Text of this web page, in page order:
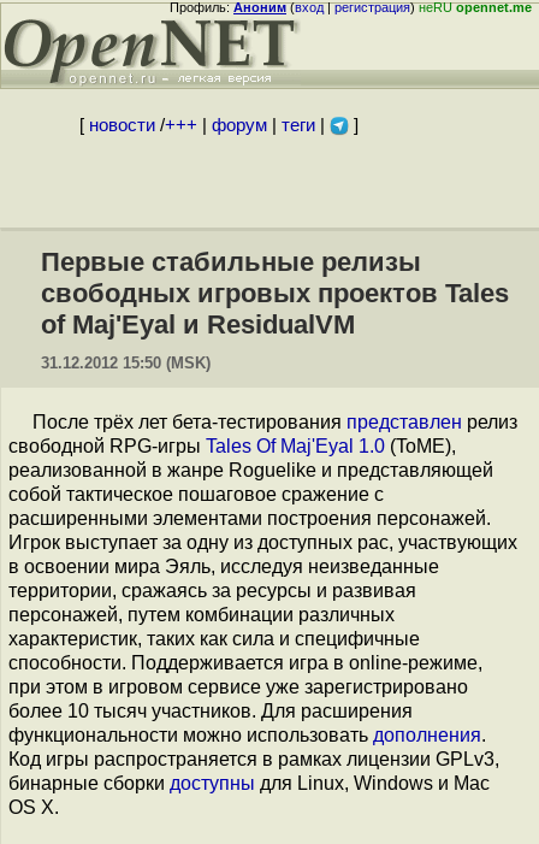
Профиль:Аноним(вход|регистрация)неRUopennet.me
[ новости/+++ форум| теги| ]
Первые стабильные релизы
свободных игровых проектов Tales
of Maj'Eyal и ResidualVM
31.12.2012 15:50 (MSK)
После трёх лет бета-тестирования представлен релиз
свободной RPG-игры Tales Of Maj'Eyal 1.0 (ToME),
реализованной в жанре Roguelike и представляющей
собой тактическое пошаговое сражение с
расширенными элементами построения персонажей.
Игрок выступает за одну из доступных рас, участвующих
в освоении мира Эяль, исследуя неизведанные
территории, сражаясь за ресурсы и развивая
персонажей, путем комбинации различных
характеристик, таких как сила и специфичные
способности. Поддерживается игра в online-режиме,
при этом в игровом сервисе уже зарегистрировано
более 10 тысяч участников. Для расширения
функциональности можно использовать дополнения.
Код игры распространяется в рамках лицензии GPLv3,
бинарные сборки доступны для Linux, Windows и Mac
OS X.